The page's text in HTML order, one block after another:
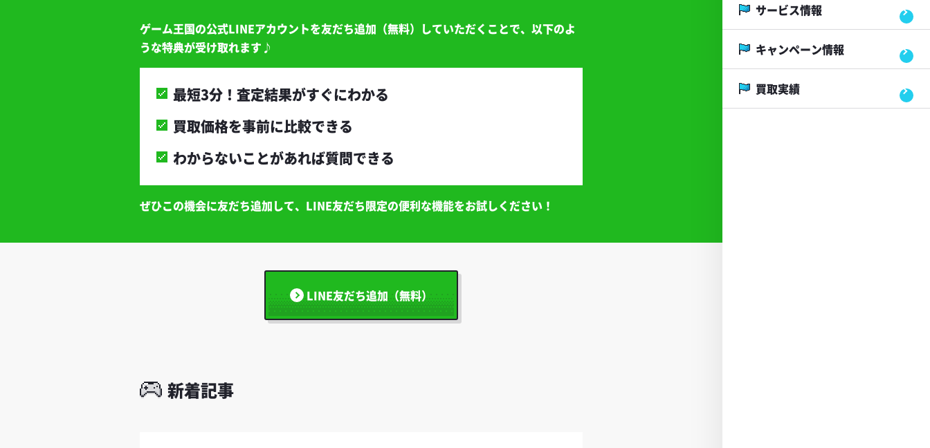
サービス情報
キャンペーン情報
買取実績
ゲーム王国の公式LINEアカウントを友だち追加（無料）していただくことで、以下のよ
うな特典が受け取れます♪
最短3分！査定結果がすぐにわかる
買取価格を事前に比較できる
わからないことがあれば質問できる
ぜひこの機会に友だち追加して、LINE友だち限定の便利な機能をお試しください！
LINE友だち追加（無料）
新着記事